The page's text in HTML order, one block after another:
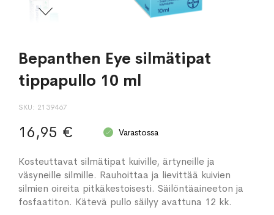
Bepanthen Eye silmätipat
tippapullo 10 ml
SKU 2139467
16,95 € Varastossa
Kosteuttavat silmätipat kuiville, ärtyneille ja
väsyneille silmille. Rauhoittaa ja lievittää kuivien
silmien oireita pitkäkestoisesti. Säilöntäaineeton ja
fosfaatiton. Kätevä pullo säilyy avattuna 12 kk.